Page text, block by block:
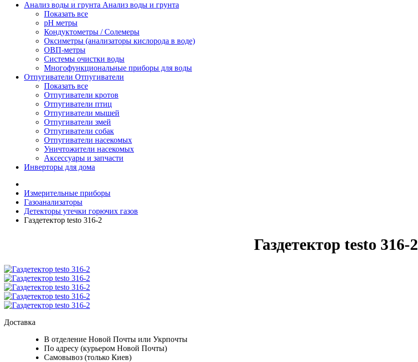
Анализ воды и грунта Анализ воды и грунта
Показать все
pH метры
Кондуктометры / Солемеры
Оксиметры (анализаторы кислорода в воде)
ОВП-метры
Системы очистки воды
Многофункциональные приборы для воды
Отпугиватели Отпугиватели
Показать все
Отпугиватели кротов
Отпугиватели птиц
Отпугиватели мышей
Отпугиватели змей
Отпугиватели собак
Отпугиватели насекомых
Уничтожители насекомых
Аксессуары и запчасти
Инверторы для дома
Измерительные приборы
Газоанализаторы
Детекторы утечки горючих газов
Газдетектор testo 316-2
Газдетектор testo 316-2
Доставка
В отделение Новой Почты или Укрпочты
По адресу (курьером Новой Почты)
Самовывоз (только Киев)